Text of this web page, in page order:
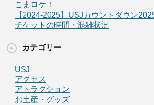
こまロケ！
【2024-2025】USJカウントダウン
チケットの時間・混雑状況
カテゴリー
USJ
アクセス
アトラクション
お土産・グッズ